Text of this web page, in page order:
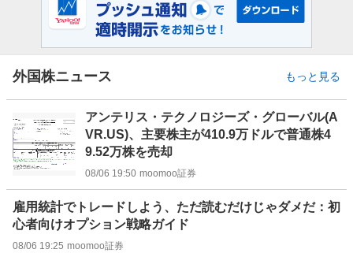
外国株ニュース もっと見る
アンテリス・テクノロジーズ・グローバル(A
VR.US)、主要株主が410.9万ドルで普通株4
9.52万株を売却
08/06 19:50 moomoo証券
雇用統計でトレードしよう、ただ読むだけじゃダメだ：初
心者向けオプション戦略ガイド
08/06 19:25 moomoo証券